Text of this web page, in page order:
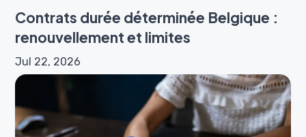
Contrats durée déterminée Belgique :
renouvellement et limites
Jul 22, 2026